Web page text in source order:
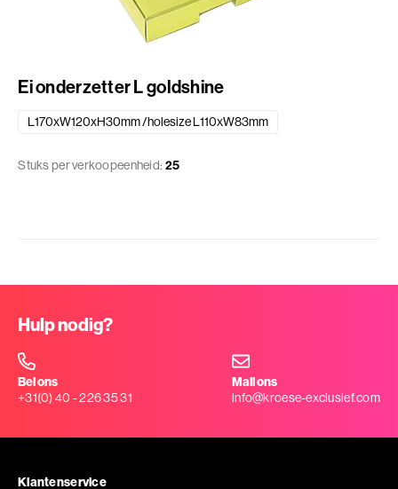
Ei onderzetter L goldshine
L170xW120xH30mm /holesize L110xW83mm
Stuks per verkoopeenheid: 25
Hulp nodig?
Bel ons
+31(0) 40 - 226 35 31
Mail ons
info@kroese-exclusief.com
Klantenservice